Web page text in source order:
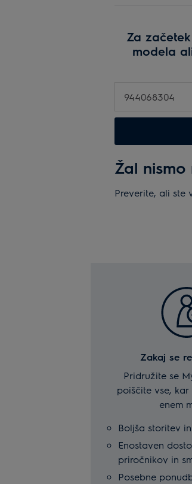
Za
modela
Žal
Preverite, ali ste
Zakaj se
Pridružite se
poiščite vse,
enem
Boljša storitev
Enostaven
priročnikov in
Posebne